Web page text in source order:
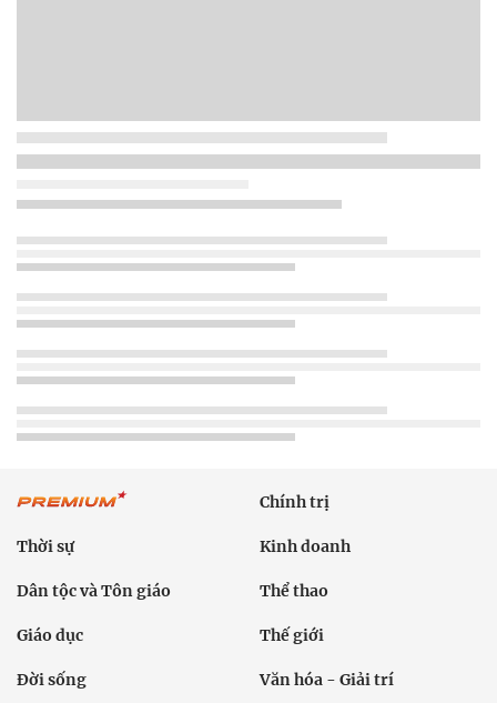
Chính trị
Thời sự Kinh doanh
Dân tộc và Tôn giáo Thể thao
Giáo dục Thế giới
Đời sống Văn hóa - Giải trí